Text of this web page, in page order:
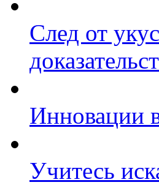
След от
Инновации
Учитесь